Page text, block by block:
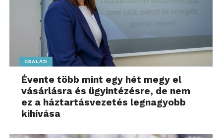
A hosszú és összetett út végén a kulcs a saját
érzelmi integritásunk megóvása, és hogy képesek
legyünk képviselni önmagunkat a kapcsolatainkban.
Az újrakezdés, belső erőnk újbóli megtalálása, és a
szakértői támogatás mind segíthet a
továbblépésben.
További friss híreket talál awww.sziamaci.hu
főoldalán! Kövesse a technológiai híreket és
CSALÁD
Évente több mint egy hét megy el
vásárlásra és ügyintézésre, de nem
ez a háztartásvezetés legnagyobb
kihívása